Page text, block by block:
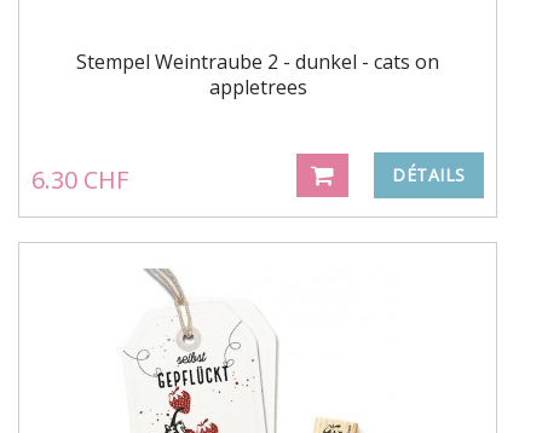
Stempel Weintraube 2 - dunkel - cats on
appletrees
6.30 CHF DÉTAILS